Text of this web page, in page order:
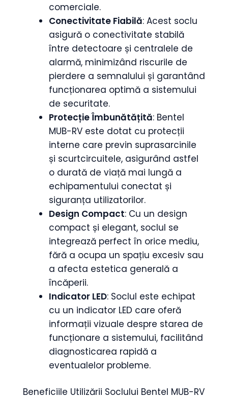
comerciale.
Conectivitate Fiabilă: Acest soclu
asigură o conectivitate stabilă
între detectoare și centralele de
alarmă, minimizând riscurile de
pierdere a semnalului și garantând
funcționarea optimă a sistemului
de securitate.
Protecție Îmbunătățită: Bentel
MUB-RV este dotat cu protecții
interne care previn suprasarcinile
și scurtcircuitele, asigurând astfel
o durată de viață mai lungă a
echipamentului conectat și
siguranța utilizatorilor.
Design Compact: Cu un design
compact și elegant, soclul se
integrează perfect în orice mediu,
fără a ocupa un spațiu excesiv sau
a afecta estetica generală a
încăperii.
Indicator LED: Soclul este echipat
cu un indicator LED care oferă
informații vizuale despre starea de
funcționare a sistemului, facilitând
diagnosticarea rapidă a
eventualelor probleme.
Beneficiile Utilizării Soclului Bentel MUB-RV